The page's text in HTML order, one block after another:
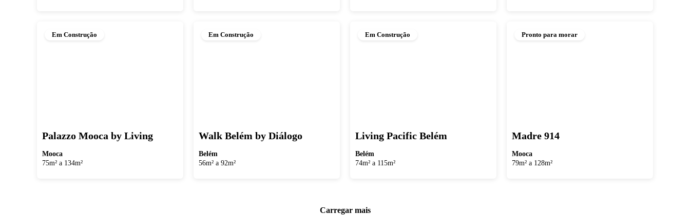
Em Construção
Palazzo Mooca by Living
Mooca
75m² a 134m²
Em Construção
Walk Belém by Diálogo
Belém
56m² a 92m²
Em Construção
Living Pacific Belém
Belém
74m² a 115m²
Pronto para morar
Madre 914
Mooca
79m² a 128m²
Carregar mais